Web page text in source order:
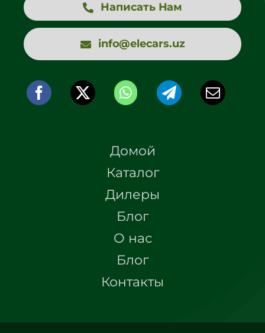
Написать Нам
info@elecars.uz
Домой
Каталог
Дилеры
Блог
О нас
Блог
Контакты